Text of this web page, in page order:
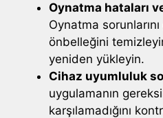
Oynatma hataları
Oynatma
önbelleğini
yeniden yükleyin.
Cihaz uyumluluk
uygulamanın
karşılamadığını